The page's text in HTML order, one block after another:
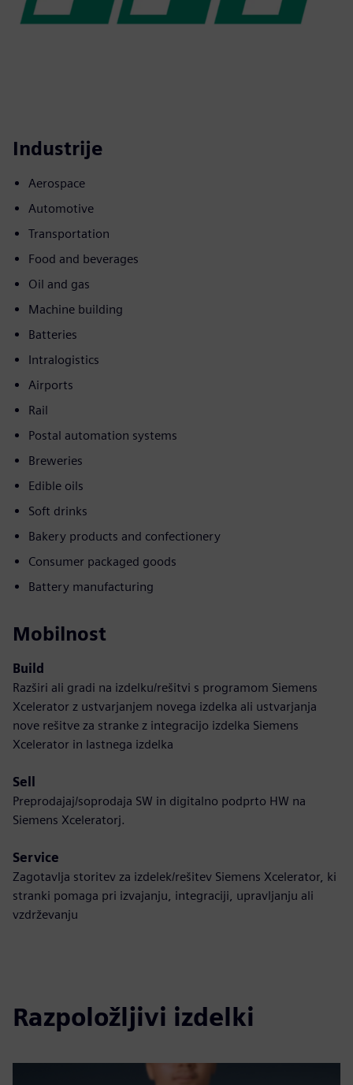
Industrije
Aerospace
Automotive
Transportation
Food and beverages
Oil and gas
Machine building
Batteries
Intralogistics
Airports
Rail
Postal automation systems
Breweries
Edible oils
Soft drinks
Bakery products and confectionery
Consumer packaged goods
Battery manufacturing
Mobilnost
Build
Razširi ali gradi na izdelku/rešitvi s programom Siemens
Xcelerator z ustvarjanjem novega izdelka ali ustvarjanja
nove rešitve za stranke z integracijo izdelka Siemens
Xcelerator in lastnega izdelka
Sell
Preprodajaj/soprodaja SW in digitalno podprto HW na
Siemens Xceleratorj.
Service
Zagotavlja storitev za izdelek/rešitev Siemens Xcelerator, ki
stranki pomaga pri izvajanju, integraciji, upravljanju ali
vzdrževanju
Razpoložljivi izdelki